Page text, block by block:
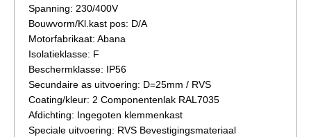
Spanning: 230/400V
Bouwvorm/Kl.kast pos: D/A
Motorfabrikaat: Abana
Isolatieklasse: F
Beschermklasse: IP56
Secundaire as uitvoering: D=25mm / RVS
Coating/kleur: 2 Componentenlak RAL7035
Afdichting: Ingegoten klemmenkast
Speciale uitvoering: RVS Bevestigingsmateriaal